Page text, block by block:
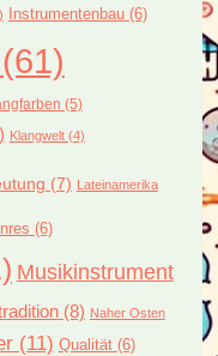
Instrumentenbau(6)
(61)
(5)
Klangwelt(4)
(7) Lateinamerika
(6)
Musikinstrument
(8) Naher Osten
(11) Qualität(6)